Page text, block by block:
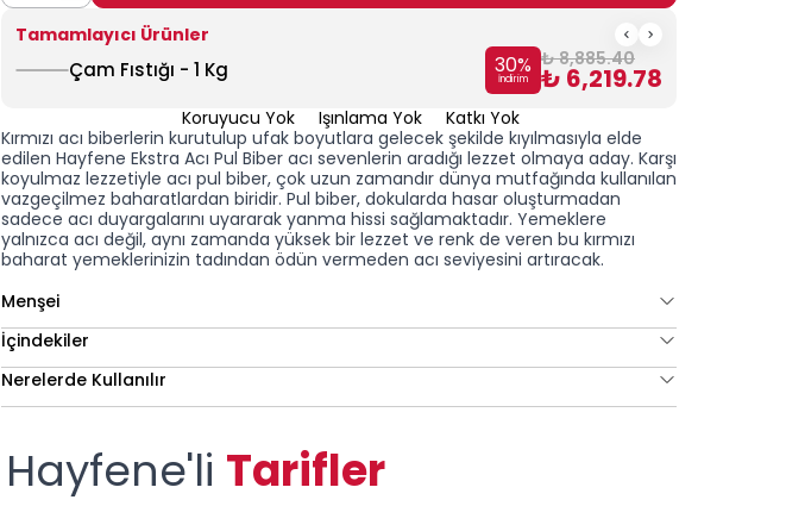
Tamamlayıcı Ürünler
Çam Fıstığı - 1 Kg 30%
İndirim
₺ 8,885.40
₺ 6,219.78
Koruyucu Yok Işınlama Yok
Katkı Yok
Kırmızı acı biberlerin kurutulup ufak boyutlara gelecek şekilde kıyılmasıyla elde
edilen Hayfene Ekstra Acı Pul Biber acı sevenlerin aradığı lezzet olmaya aday. Karşı
koyulmaz lezzetiyle acı pul biber, çok uzun zamandır dünya mutfağında kullanılan
vazgeçilmez baharatlardan biridir. Pul biber, dokularda hasar oluşturmadan
sadece acı duyargalarını uyararak yanma hissi sağlamaktadır. Yemeklere
yalnızca acı değil, aynı zamanda yüksek bir lezzet ve renk de veren bu kırmızı
baharat yemeklerinizin tadından ödün vermeden acı seviyesini artıracak.
Menşei
İçindekiler
Nerelerde Kullanılır
Hayfene'li Tarifler